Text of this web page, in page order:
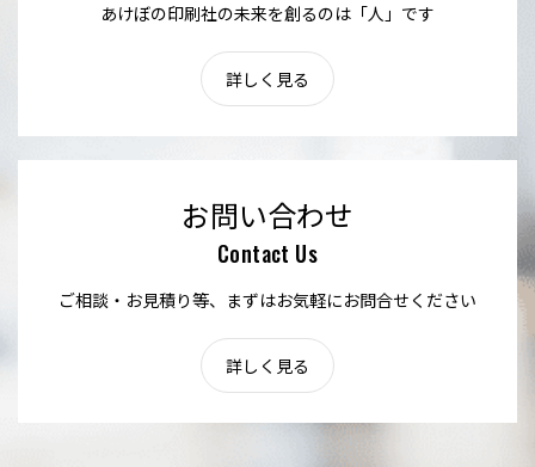
あけぼの印刷社の未来を創るのは「人」です
詳しく見る
お問い合わせ
Contact Us
ご相談・お見積り等、まずはお気軽にお問合せください
詳しく見る